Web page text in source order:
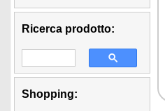
Ricerca prodotto:
Shopping: